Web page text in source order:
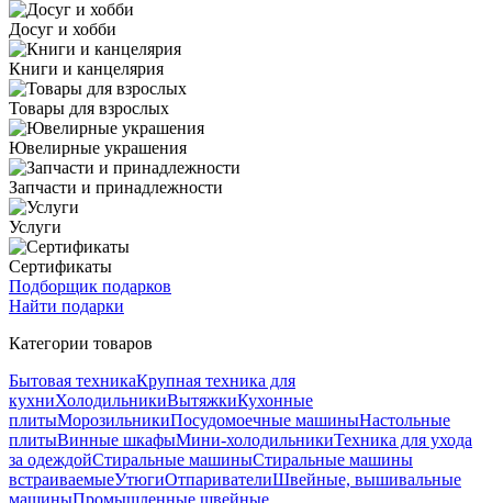
Досуг и хобби
Книги и канцелярия
Товары для взрослых
Ювелирные украшения
Запчасти и принадлежности
Услуги
Сертификаты
Подборщик подарков
Найти подарки
Категории товаров
Бытовая техникаКрупная техника для
кухниХолодильникиВытяжкиКухонные
плитыМорозильникиПосудомоечные машиныНастольные
плитыВинные шкафыМини-холодильникиТехника для ухода
за одеждойСтиральные машиныСтиральные машины
встраиваемыеУтюгиОтпаривателиШвейные, вышивальные
машиныПромышленные швейные